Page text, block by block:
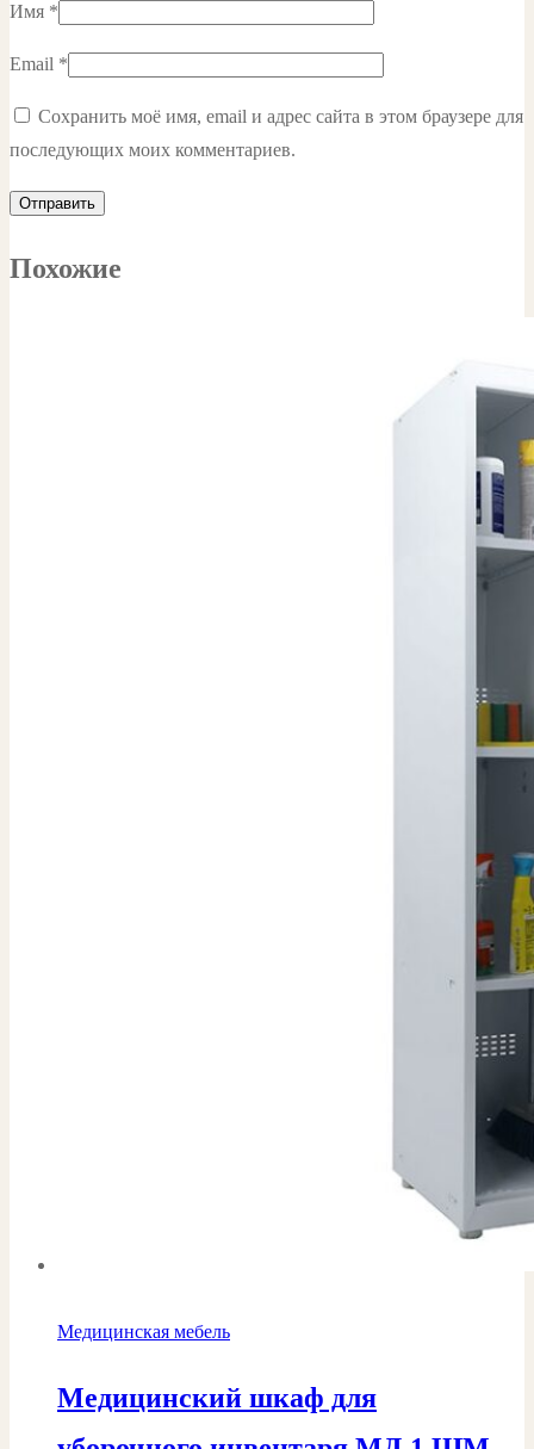
Имя *
Email *
Сохранить моё имя, email и адрес сайта в этом браузере для
последующих моих комментариев.
Похожие
Медицинская мебель
Медицинский шкаф для